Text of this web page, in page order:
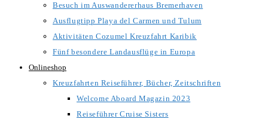
Besuch im Auswandererhaus Bremerhaven
Ausflugtipp Playa del Carmen und Tulum
Aktivitäten Cozumel Kreuzfahrt Karibik
Fünf besondere Landausflüge in Europa
Onlineshop
Kreuzfahrten Reiseführer, Bücher, Zeitschriften
Welcome Aboard Magazin 2023
Reiseführer Cruise Sisters